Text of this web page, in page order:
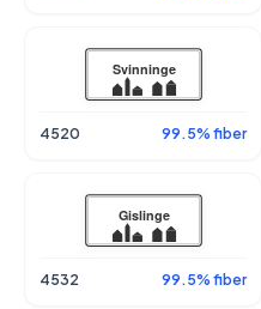
4520 99.5% fiber
4532 99.5% fiber